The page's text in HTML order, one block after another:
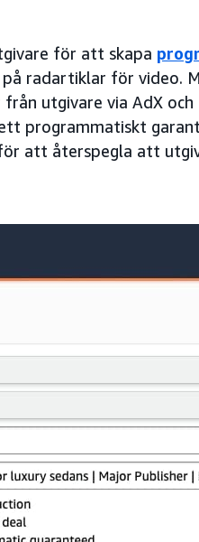
för att skapa
radartiklar för video.
utgivare via AdX
programmatiskt
att återspegla att